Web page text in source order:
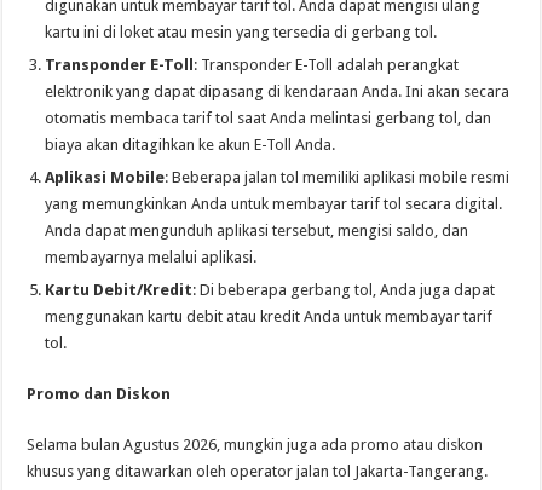
digunakan untuk membayar tarif tol. Anda dapat mengisi ulang
kartu ini di loket atau mesin yang tersedia di gerbang tol.
Transponder E-Toll : Transponder E-Toll adalah perangkat
elektronik yang dapat dipasang di kendaraan Anda. Ini akan secara
otomatis membaca tarif tol saat Anda melintasi gerbang tol, dan
biaya akan ditagihkan ke akun E-Toll Anda.
Aplikasi Mobile: Beberapa jalan tol memiliki aplikasi mobile resmi
yang memungkinkan Anda untuk membayar tarif tol secara digital.
Anda dapat mengunduh aplikasi tersebut, mengisi saldo, dan
membayarnya melalui aplikasi.
Kartu Debit/Kredit: Di beberapa gerbang tol, Anda juga dapat
menggunakan kartu debit atau kredit Anda untuk membayar tarif
tol.
Promo dan Diskon
Selama bulan Agustus 2026, mungkin juga ada promo atau diskon
khusus yang ditawarkan oleh operator jalan tol Jakarta-Tangerang.